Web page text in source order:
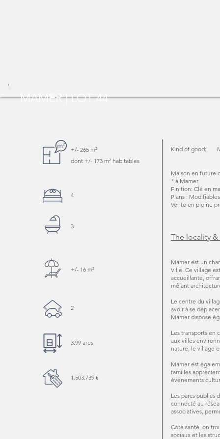
MAMER | LOT 44
+/- 265 m²
dont +/- 173 m² habitables
4
3
+/- 16 m²
2
3.99 ares
1.503.739 €
Maison en future
" à Mamer
Finition: Clé en
Plans : Modifiables
Vente en pleine
Kind of good:
The locality
Mamer est un
Ville. Ce village
accueillante,
mêlant
Le centre du
avoir à se
Mamer dispose
Les transports en
aux villes
nature, le village
Mamer est
familles
événements
Les parcs publics
connecté au
associatives,
Côté santé, on
sociaux et les